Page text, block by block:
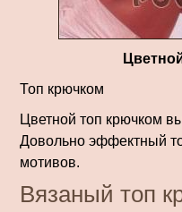
Топ крючком
Цветной топ крючком
Довольно эффектный
мотивов.
Вязаный топ